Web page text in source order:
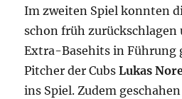
Im zweiten Spiel konnten
schon früh
Extra-Basehits in Führung
Pitcher der CubsLukas
ins Spiel. Zudem